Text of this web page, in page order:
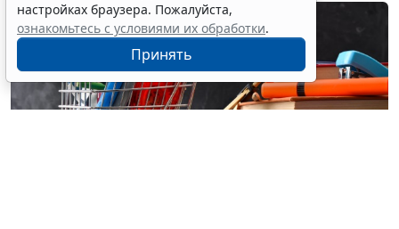
настройках браузера. Пожалуйста,
ознакомьтесь с условиями их обработки.
Принять